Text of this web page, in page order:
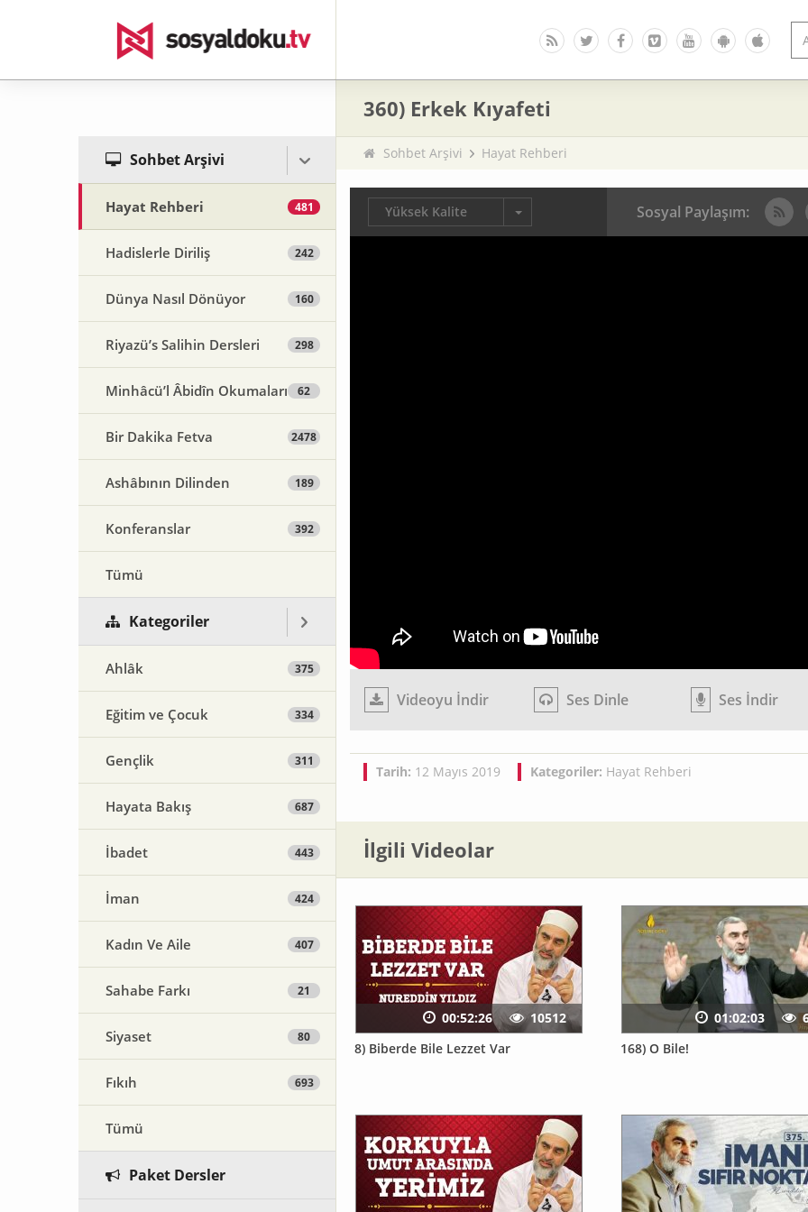
Sohbet Arşivi
Hayat Rehberi 481
Hadislerle Diriliş 242
Dünya Nasıl Dönüyor 160
Riyazü’s Salihin Dersleri 298
Minhâcü’l Âbidîn Okumaları 62
Bir Dakika Fetva 2478
Ashâbının Dilinden 189
Konferanslar 392
Tümü
Kategoriler
Ahlâk 375
Eğitim ve Çocuk 334
Gençlik 311
Hayata Bakış 687
İbadet 443
İman 424
Kadın Ve Aile 407
Sahabe Farkı 21
Siyaset 80
Fıkıh 693
Tümü
Paket Dersler
360) Erkek Kıyafeti
Sohbet Arşivi Hayat Rehberi
Yüksek Kalite Sosyal Paylaşım:
Videoyu İndir Ses Dinle Ses İndir
Tarih: 12 Mayıs 2019 Kategoriler: Hayat Rehberi
İlgili Videolar
8) Biberde Bile Lezzet Var
00:52:26
10512
168) O Bile!
01:02:03